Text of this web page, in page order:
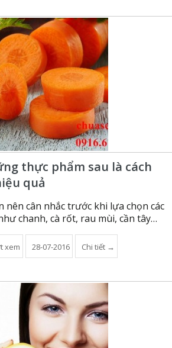
thực phẩm sau là cách
quả
nên cân nhắc trước khi lựa chọn các
chanh, cà rốt, rau mùi, cần tây…
xem 28-07-2016 Chi tiết →